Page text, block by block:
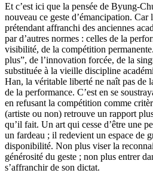
Et c’est ici que la pensée de Byung-
nouveau ce geste d’émancipation. Car
prétendant affranchi des anciennes
par d’autres normes : celles de la
visibilité, de la compétition
plus”, de l’innovation forcée, de la
substituée à la vieille discipline
Han, la véritable liberté ne naît pas de
de la performance. C’est en se
en refusant la compétition comme
(artiste ou non) retrouve un rapport
qu’il fait. Un art qui cesse d’être une
un fardeau ; il redevient un espace de
disponibilité. Non plus viser la
générosité du geste ; non plus entrer
s’affranchir de son dictat.